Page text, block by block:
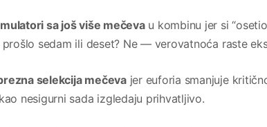
sa još više mečevau kombinu jer si
prošlo sedam ili deset? Ne — verovatnoća raste
selekcija mečevajer euforia smanjuje
nesigurni sada izgledaju prihvatljivo.